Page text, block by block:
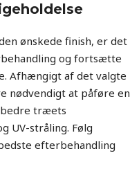
ønskede finish, er det
og fortsætte
Afhængigt af det valgte
nødvendigt at påføre en
træets
UV-stråling. Følg
efterbehandling